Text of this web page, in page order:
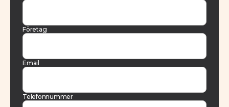
Företag
Email
Telefonnummer